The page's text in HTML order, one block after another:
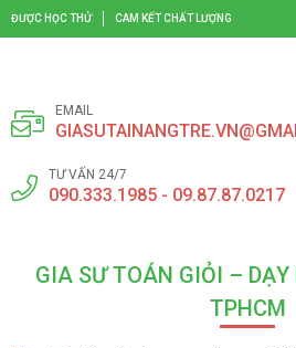
ĐƯỢC HỌC THỬ CAM KẾT CHẤT LƯỢNG
EMAIL
TƯ VẤN 24/7
090.333.1985 - 09.87.87.0217
GIA SƯ TOÁN GIỎI –
TPHCM